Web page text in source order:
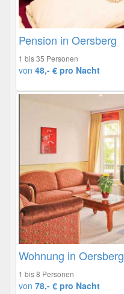
Pension in Oersberg
1 bis 35 Personen
von 48,- € pro Nacht
Wohnung in Oersberg
1 bis 8 Personen
von 78,- € pro Nacht